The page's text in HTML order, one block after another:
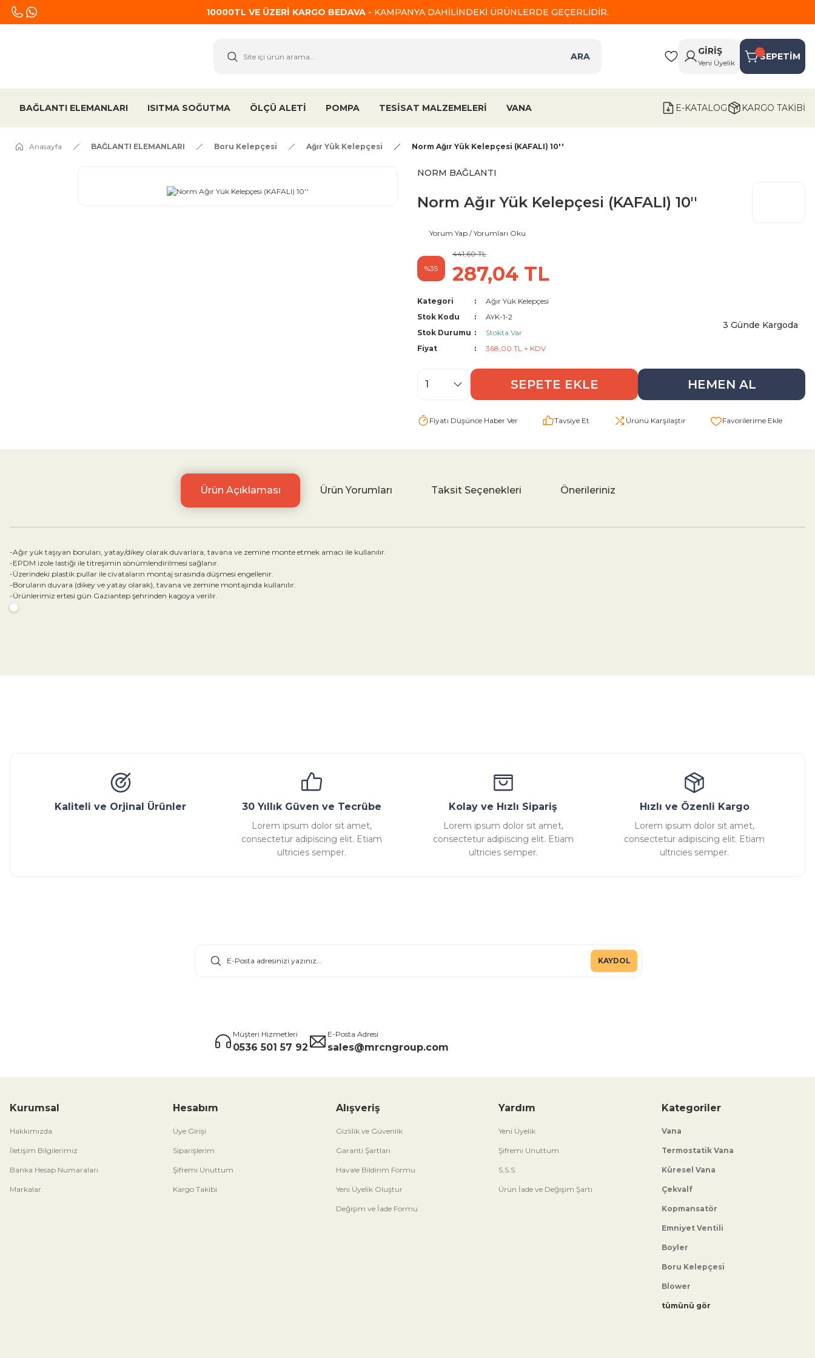
10000TL VE ÜZERİ KARGO BEDAVA - KAMPANYA DAHİLİNDEKİ ÜRÜNLERDE GEÇERLİDİR.
ARA
GİRİŞ
Yeni Üyelik
SEPETİM
BAĞLANTI ELEMANLARI ISITMA SOĞUTMA ÖLÇÜ ALETİ POMPA TESİSAT MALZEMELERİ VANA E-KATALOG KARGO TAKİBİ
Anasayfa BAĞLANTI ELEMANLARI Boru Kelepçesi Ağır Yük Kelepçesi Norm Ağır Yük Kelepçesi (KAFALI) 10''
NORM BAĞLANTI
Norm Ağır Yük Kelepçesi (KAFALI) 10''
Yorum Yap / Yorumları Oku
%35
441,60 TL
287,04 TL
Kategori
Ağır Yük Kelepçesi
Stok Kodu
AYK-1-2
Stok Durumu
Stokta Var
Fiyat
368,00 TL + KDV
3 Günde Kargoda
SEPETE EKLE HEMEN AL
Fiyatı Düşünce Haber Ver Tavsiye Et Ürünü Karşılaştır
Ürün Açıklaması Ürün Yorumları Taksit Seçenekleri Önerileriniz
-Ağır yük taşıyan boruları, yatay/dikey olarak duvarlara, tavana ve zemine monte etmek amacı ile kullanılır.
-EPDM izole lastiği ile titreşimin sönümlendirilmesi sağlanır.
-Üzerindeki plastik pullar ile civataların montaj sırasında düşmesi engellenir.
-Boruların duvara (dikey ve yatay olarak), tavana ve zemine montajında kullanılır.
-Ürünlerimiz ertesi gün Gaziantep şehrinden kagoya verilir.
Bu ürüne ilk yorumu siz yapın!
Kaliteli ve Orjinal Ürünler 30 Yıllık Güven ve Tecrübe
Lorem ipsum dolor sit amet,
consectetur adipiscing elit. Etiam
ultricies semper.
Kolay ve Hızlı Sipariş
Lorem ipsum dolor sit amet,
consectetur adipiscing elit. Etiam
ultricies semper.
Hızlı ve Özenli Kargo
Lorem ipsum dolor sit amet,
consectetur adipiscing elit. Etiam
ultricies semper.
KAYDOL
Müşteri Hizmetleri
0536 501 57 92
E-Posta Adresi
sales@mrcngroup.com
Kurumsal
Hakkımızda
İletişim Bilgilerimiz
Banka Hesap Numaraları
Markalar
Hesabım
Üye Girişi
Siparişlerim
Şifremi Unuttum
Kargo Takibi
Alışveriş
Gizlilik ve Güvenlik
Garanti Şartları
Havale Bildirim Formu
Yeni Üyelik Oluştur
Değişim ve İade Formu
Yardım
Yeni Üyelik
Şifremi Unuttum
S.S.S
Ürün İade ve Değişim Şartı
Kategoriler
Vana
Termostatik Vana
Küresel Vana
Çekvalf
Kopmansatör
Emniyet Ventili
Boyler
Boru Kelepçesi
Blower
tümünü gör